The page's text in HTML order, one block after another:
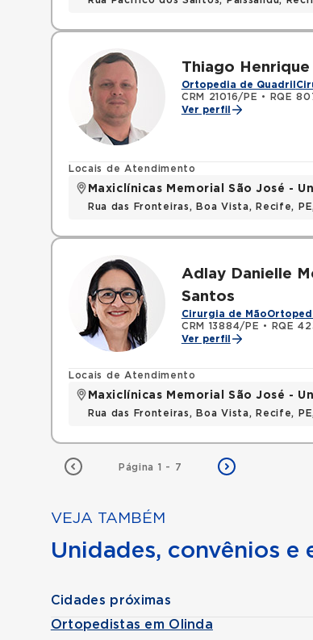
Thiago
Ortopedia de Quadril
CRM 21016/PE •
RQE
Ver perfil
Locais de Atendimento
Maxiclínicas Memorial São José -
Rua das Fronteiras, Boa Vista, Recife,
Adlay Danielle
Santos
Cirurgia de Mão
CRM 13884/PE •
RQE
Ver perfil
Locais de Atendimento
Maxiclínicas Memorial São José -
Rua das Fronteiras, Boa Vista, Recife,
Página 1 - 7
VEJA TAMBÉM
Unidades, convênios e
Cidades próximas
Ortopedistas em Olinda